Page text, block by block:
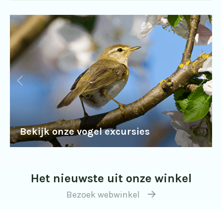
Bekijk onze vogel excursies
Het nieuwste uit onze winkel
Bezoek webwinkel